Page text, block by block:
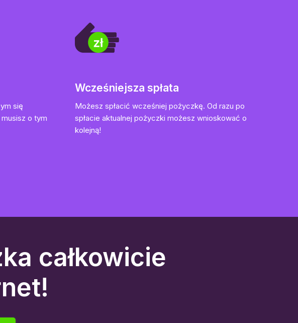
się
o tym
Wcześniejsza spłata
Możesz spłacić wcześniej pożyczkę. Od razu po
spłacie aktualnej pożyczki możesz wnioskować o
kolejną!
całkowicie